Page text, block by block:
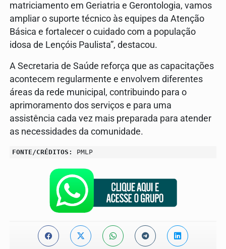
matriciamento em Geriatria e Gerontologia, vamos
ampliar o suporte técnico às equipes da Atenção
Básica e fortalecer o cuidado com a população
idosa de Lençóis Paulista”, destacou.
A Secretaria de Saúde reforça que as capacitações
acontecem regularmente e envolvem diferentes
áreas da rede municipal, contribuindo para o
aprimoramento dos serviços e para uma
assistência cada vez mais preparada para atender
as necessidades da comunidade.
FONTE/CRÉDITOS: PMLP